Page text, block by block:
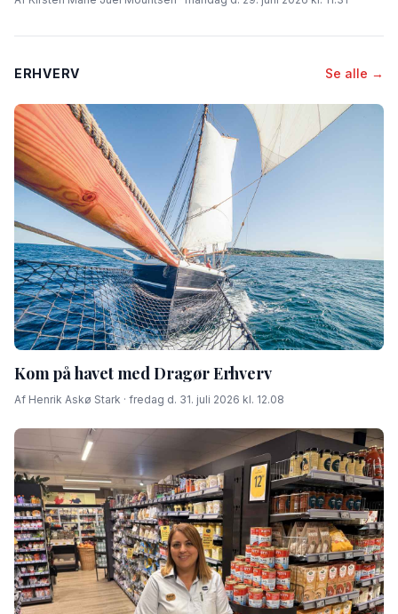
ERHVERV Se alle →
Kom på havet med Dragør Erhverv
Af Henrik Askø Stark · fredag d. 31. juli 2026 kl. 12.08